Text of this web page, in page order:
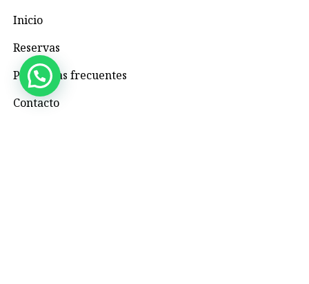
Inicio
Reservas
Preguntas frecuentes
Contacto